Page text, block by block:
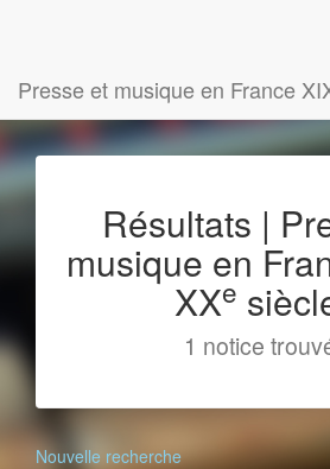
Presse et musique en France
Résultats |
musique en
XXe
1 notice
Nouvelle recherche